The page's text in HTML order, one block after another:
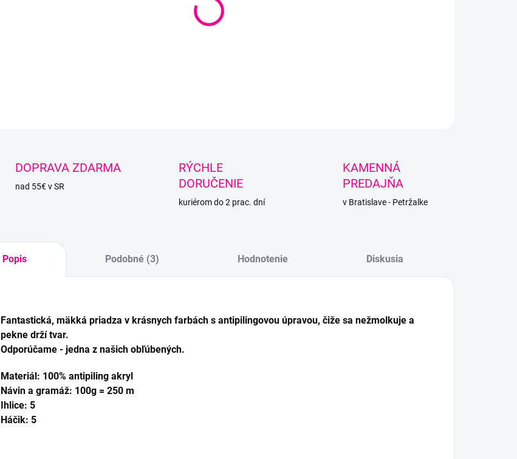
DOPRAVA ZDARMA
nad 55€ v SR
RÝCHLE
DORUČENIE
kuriérom do 2 prac. dní
KAMENNÁ
PREDAJŇA
v Bratislave - Petržalke
Popis Podobné (3) Hodnotenie Diskusia
Fantastická, mäkká priadza v krásnych farbách s antipilingovou úpravou, čiže sa nežmolkuje a
pekne drží tvar.
Odporúčame - jedna z našich obľúbených.
Materiál: 100% antipiling akryl
Návin a gramáž: 100g = 250 m
Ihlice: 5
Háčik: 5